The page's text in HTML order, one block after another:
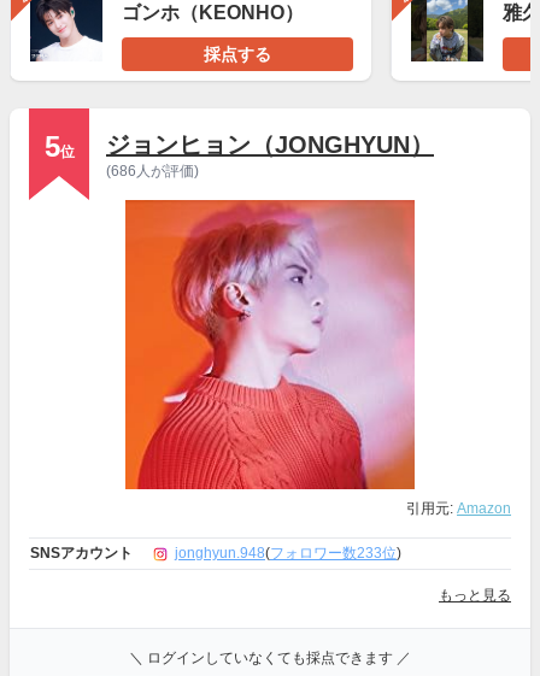
ゴンホ（KEONHO）
採点する
雅
5位 ジョンヒョン（JONGHYUN）
(686人が評価)
引用元: Amazon
SNSアカウント jonghyun.948(フォロワー数233位)
もっと見る
＼ ログインしていなくても採点できます ／